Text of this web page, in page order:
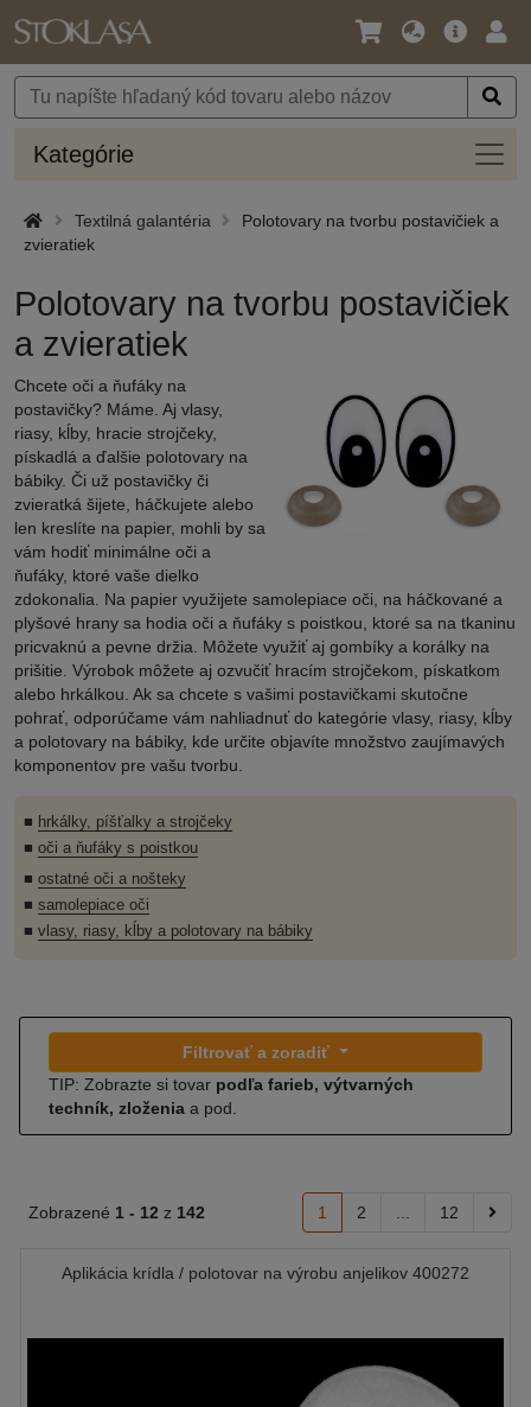
Jazyk
Mena
Hlavná
Kategórie
Textilná galantéria
Polotovary na tvorbu postavičiek a
zvieratiek
Polotovary na tvorbu postavičiek
a zvieratiek
Chcete oči a ňufáky na
postavičky? Máme. Aj vlasy,
riasy, kĺby, hracie strojčeky,
pískadlá a ďalšie polotovary na
bábiky. Či už postavičky či
zvieratká šijete, háčkujete alebo
len kreslíte na papier, mohli by sa
vám hodiť minimálne oči a
ňufáky, ktoré vaše dielko
zdokonalia. Na papier využijete samolepiace oči, na háčkované a
plyšové hrany sa hodia oči a ňufáky s poistkou, ktoré sa na tkaninu
pricvaknú a pevne držia. Môžete využiť aj gombíky a korálky na
prišitie. Výrobok môžete aj ozvučiť hracím strojčekom, pískatkom
alebo hrkálkou. Ak sa chcete s vašimi postavičkami skutočne
pohrať, odporúčame vám nahliadnuť do kategórie vlasy, riasy, kĺby
a polotovary na bábiky, kde určite objavíte množstvo zaujímavých
komponentov pre vašu tvorbu.
■ hrkálky, píšťalky a strojčeky
■ oči a ňufáky s poistkou
■ ostatné oči a nošteky
■ samolepiace oči
■ vlasy, riasy, kĺby a polotovary na bábiky
Filtrovať a zoradiť
TIP: Zobrazte si tovar podľa farieb, výtvarných
techník, zloženia a pod.
Zobrazené 1 - 12 z 142 1 2 12
Aplikácia krídla / polotovar na výrobu anjelikov 400272